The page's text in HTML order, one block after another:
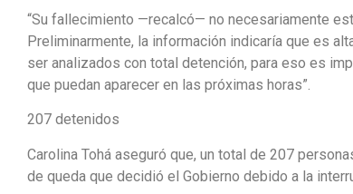
“Su fallecimiento —recalcó— no necesariamente
Preliminarmente, la información indicaría que es
ser analizados con total detención, para eso es
que puedan aparecer en las próximas horas”.
207 detenidos
Carolina Tohá aseguró que, un total de 207
de queda que decidió el Gobierno debido a la